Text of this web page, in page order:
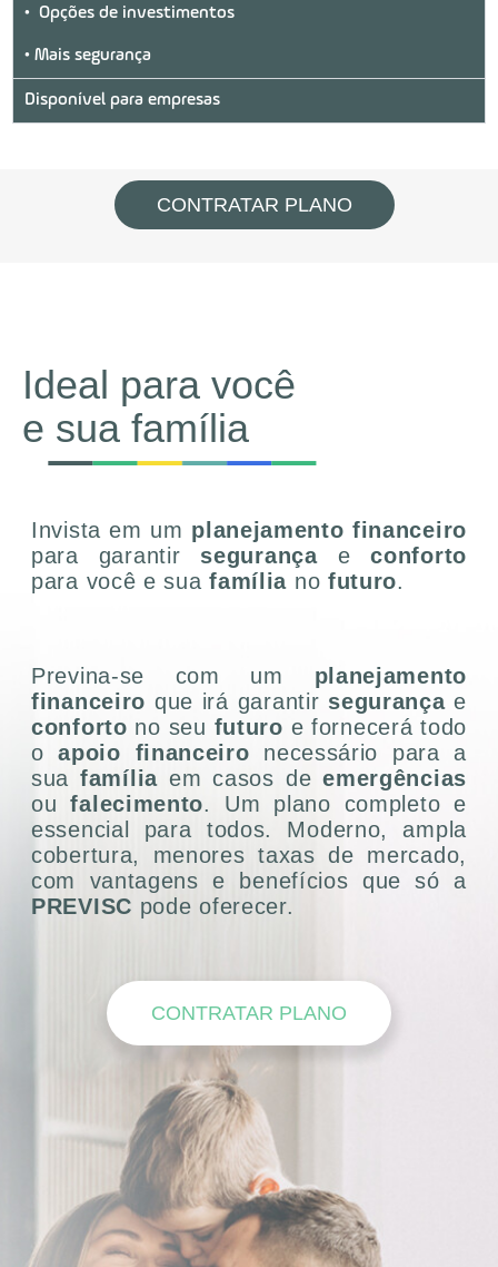
• Opções de investimentos
• Mais segurança
Disponível para empresas
CONTRATAR PLANO
Ideal para você
e sua família
Invista em um planejamento financeiro
para garantir segurançaeconforto
para você e suafamília no futuro.
Previna-se com um planejamento
financeiro que irá garantir segurançae
conforto no seu futuro e fornecerá todo
oapoio financeiro necessário para a
suafamília em casos deemergências
oufalecimento. Um plano completo e
essencial para todos. Moderno, ampla
cobertura, menores taxas de mercado,
com vantagens e benefícios que só a
PREVISC pode oferecer.
CONTRATAR PLANO